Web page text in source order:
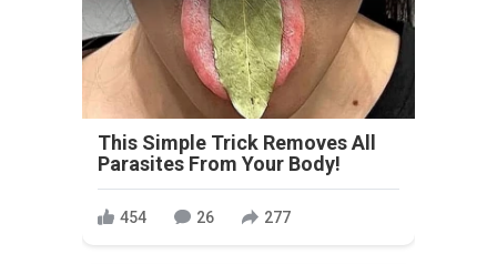
This Simple Trick Removes All
Parasites From Your Body!
454 26 277